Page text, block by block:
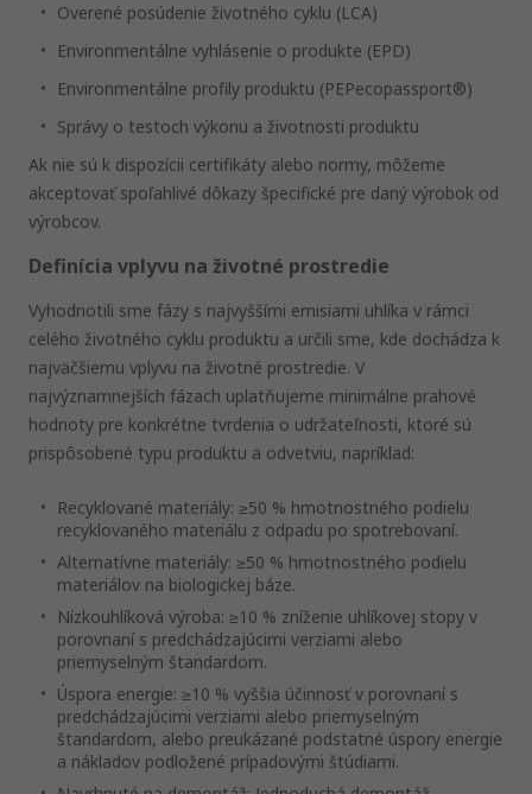
Overené posúdenie životného cyklu (LCA)
Environmentálne vyhlásenie o produkte (EPD)
Environmentálne profily produktu (PEPecopassport®)
Správy o testoch výkonu a životnosti produktu
Ak nie sú k dispozícii certifikáty alebo normy, môžeme
akceptovať spoľahlivé dôkazy špecifické pre daný výrobok od
výrobcov.
Definícia vplyvu na životné prostredie
Vyhodnotili sme fázy s najvyššími emisiami uhlíka v rámci
celého životného cyklu produktu a určili sme, kde dochádza k
najväčšiemu vplyvu na životné prostredie. V
najvýznamnejších fázach uplatňujeme minimálne prahové
hodnoty pre konkrétne tvrdenia o udržateľnosti, ktoré sú
prispôsobené typu produktu a odvetviu, napríklad:
Recyklované materiály: ≥50 % hmotnostného podielu
recyklovaného materiálu z odpadu po spotrebovaní.
Alternatívne materiály: ≥50 % hmotnostného podielu
materiálov na biologickej báze.
Nízkouhlíková výroba: ≥10 % zníženie uhlíkovej stopy v
porovnaní s predchádzajúcimi verziami alebo
priemyselným štandardom.
Úspora energie: ≥10 % vyššia účinnosť v porovnaní s
predchádzajúcimi verziami alebo priemyselným
štandardom, alebo preukázané podstatné úspory energie
a nákladov podložené prípadovými štúdiami.